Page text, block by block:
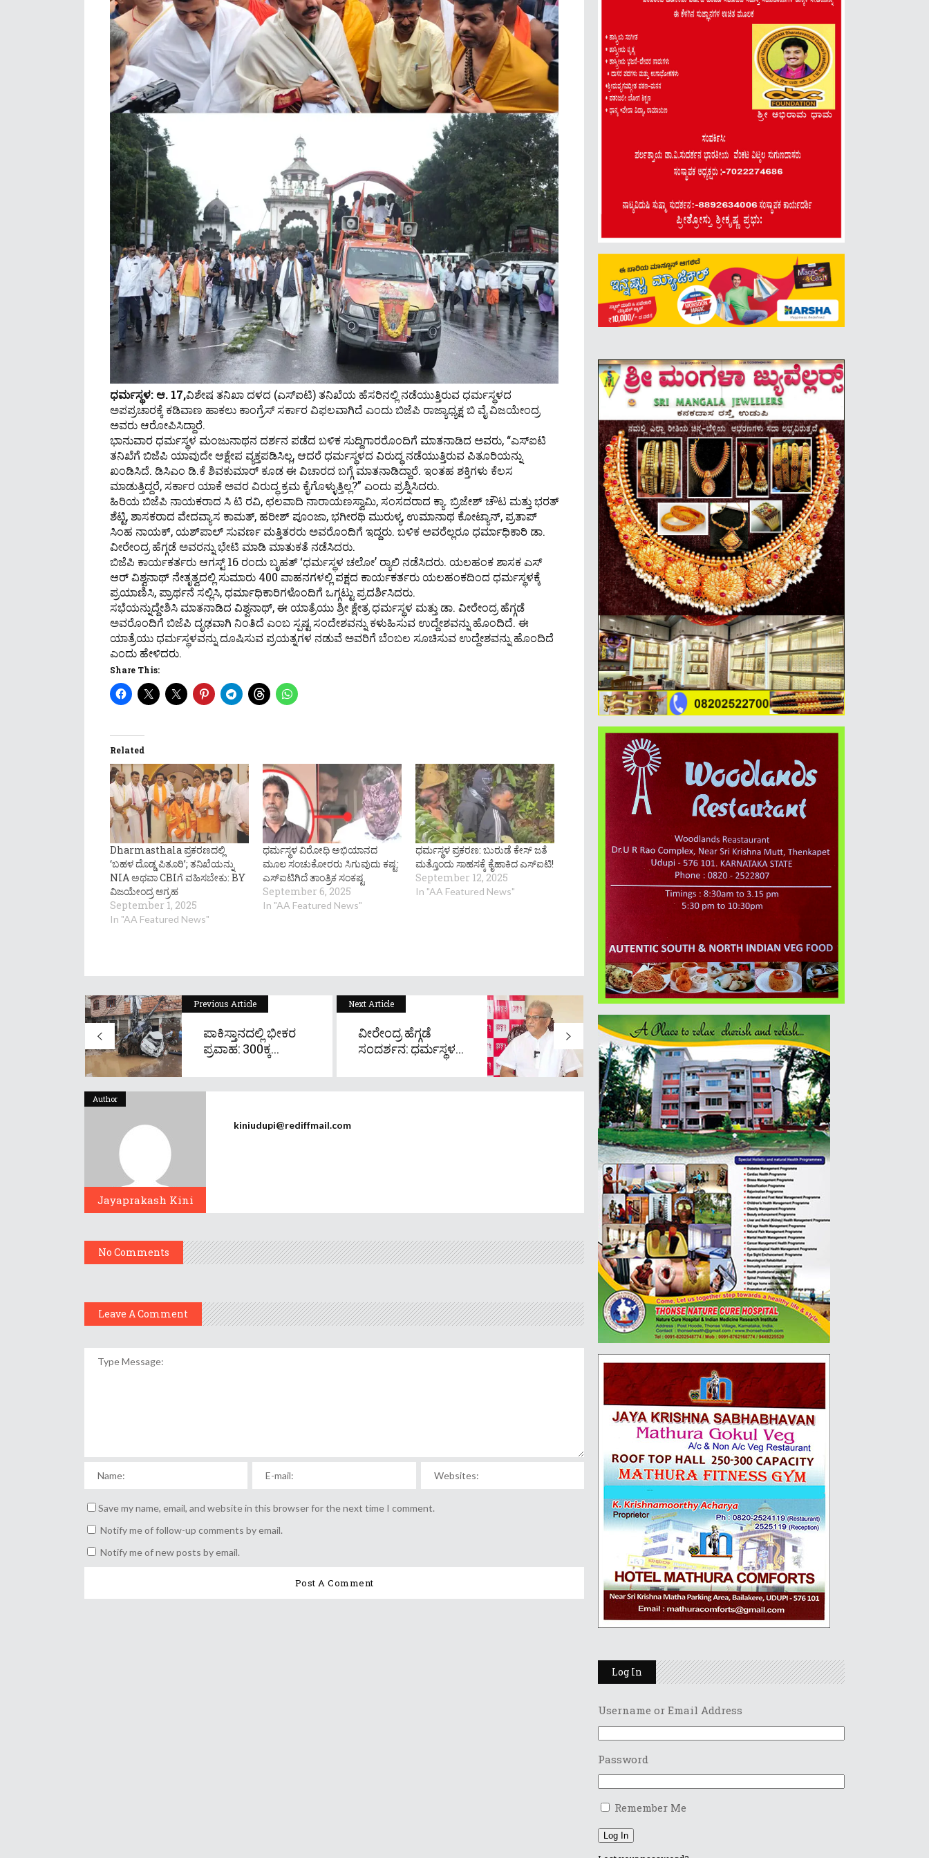
ಧರ್ಮಸ್ಥಳ: ಆ. 17,ವಿಶೇಷ ತನಿಖಾ ದಳದ (ಎಸ್‌ಐಟಿ) ತನಿಖೆಯ ಹೆಸರಿನಲ್ಲಿ ನಡೆಯುತ್ತಿರುವ ಧರ್ಮಸ್ಥಳದ
ಅಪಪ್ರಚಾರಕ್ಕೆ ಕಡಿವಾಣ ಹಾಕಲು ಕಾಂಗ್ರೆಸ್ ಸರ್ಕಾರ ವಿಫಲವಾಗಿದೆ ಎಂದು ಬಿಜೆಪಿ ರಾಜ್ಯಾಧ್ಯಕ್ಷ ಬಿ ವೈ ವಿಜಯೇಂದ್ರ
ಅವರು ಆರೋಪಿಸಿದ್ದಾರೆ.
ಭಾನುವಾರ ಧರ್ಮಸ್ಥಳ ಮಂಜುನಾಥನ ದರ್ಶನ ಪಡೆದ ಬಳಿಕ ಸುದ್ದಿಗಾರರೊಂದಿಗೆ ಮಾತನಾಡಿದ ಅವರು, “ಎಸ್‌ಐಟಿ
ತನಿಖೆಗೆ ಬಿಜೆಪಿ ಯಾವುದೇ ಆಕ್ಷೇಪ ವ್ಯಕ್ತಪಡಿಸಿಲ್ಲ, ಆದರೆ ಧರ್ಮಸ್ಥಳದ ವಿರುದ್ಧ ನಡೆಯುತ್ತಿರುವ ಪಿತೂರಿಯನ್ನು
ಖಂಡಿಸಿದೆ. ಡಿಸಿಎಂ ಡಿ.ಕೆ ಶಿವಕುಮಾರ್ ಕೂಡ ಈ ವಿಚಾರದ ಬಗ್ಗೆ ಮಾತನಾಡಿದ್ದಾರೆ. ಇಂತಹ ಶಕ್ತಿಗಳು ಕೆಲಸ
ಮಾಡುತ್ತಿದ್ದರೆ, ಸರ್ಕಾರ ಯಾಕೆ ಅವರ ವಿರುದ್ಧ ಕ್ರಮ ಕೈಗೊಳ್ಳುತ್ತಿಲ್ಲ?” ಎಂದು ಪ್ರಶ್ನಿಸಿದರು.
ಹಿರಿಯ ಬಿಜೆಪಿ ನಾಯಕರಾದ ಸಿ ಟಿ ರವಿ, ಛಲವಾದಿ ನಾರಾಯಣಸ್ವಾಮಿ, ಸಂಸದರಾದ ಕ್ಯಾ. ಬ್ರಿಜೇಶ್ ಚೌಟ ಮತ್ತು ಭರತ್
ಶೆಟ್ಟಿ, ಶಾಸಕರಾದ ವೇದವ್ಯಾಸ ಕಾಮತ್, ಹರೀಶ್ ಪೂಂಜಾ, ಭಗೀರಥಿ ಮುರುಳ್ಯ, ಉಮಾನಾಥ ಕೋಟ್ಯಾನ್, ಪ್ರತಾಪ್
ಸಿಂಹ ನಾಯಕ್, ಯಶ್‌ಪಾಲ್ ಸುವರ್ಣ ಮತ್ತಿತರರು ಅವರೊಂದಿಗೆ ಇದ್ದರು. ಬಳಿಕ ಅವರೆಲ್ಲರೂ ಧರ್ಮಾಧಿಕಾರಿ ಡಾ.
ವೀರೇಂದ್ರ ಹೆಗ್ಗಡೆ ಅವರನ್ನು ಭೇಟಿ ಮಾಡಿ ಮಾತುಕತೆ ನಡೆಸಿದರು.
ಬಿಜೆಪಿ ಕಾರ್ಯಕರ್ತರು ಆಗಸ್ಟ್ 16 ರಂದು ಬೃಹತ್ ‘ಧರ್ಮಸ್ಥಳ ಚಲೋ’ ರ‍್ಯಾಲಿ ನಡೆಸಿದರು. ಯಲಹಂಕ ಶಾಸಕ ಎಸ್
ಆರ್ ವಿಶ್ವನಾಥ್ ನೇತೃತ್ವದಲ್ಲಿ ಸುಮಾರು 400 ವಾಹನಗಳಲ್ಲಿ ಪಕ್ಷದ ಕಾರ್ಯಕರ್ತರು ಯಲಹಂಕದಿಂದ ಧರ್ಮಸ್ಥಳಕ್ಕೆ
ಪ್ರಯಾಣಿಸಿ, ಪ್ರಾರ್ಥನೆ ಸಲ್ಲಿಸಿ, ಧರ್ಮಾಧಿಕಾರಿಗಳೊಂದಿಗೆ ಒಗ್ಗಟ್ಟು ಪ್ರದರ್ಶಿಸಿದರು.
ಸಭೆಯನ್ನುದ್ದೇಶಿಸಿ ಮಾತನಾಡಿದ ವಿಶ್ವನಾಥ್, ಈ ಯಾತ್ರೆಯು ಶ್ರೀ ಕ್ಷೇತ್ರ ಧರ್ಮಸ್ಥಳ ಮತ್ತು ಡಾ. ವೀರೇಂದ್ರ ಹೆಗ್ಗಡೆ
ಅವರೊಂದಿಗೆ ಬಿಜೆಪಿ ದೃಢವಾಗಿ ನಿಂತಿದೆ ಎಂಬ ಸ್ಪಷ್ಟ ಸಂದೇಶವನ್ನು ಕಳುಹಿಸುವ ಉದ್ದೇಶವನ್ನು ಹೊಂದಿದೆ. ಈ
ಯಾತ್ರೆಯು ಧರ್ಮಸ್ಥಳವನ್ನು ದೂಷಿಸುವ ಪ್ರಯತ್ನಗಳ ನಡುವೆ ಅವರಿಗೆ ಬೆಂಬಲ ಸೂಚಿಸುವ ಉದ್ದೇಶವನ್ನು ಹೊಂದಿದೆ
ಎಂದು ಹೇಳಿದರು.
Share This:
Related
Dharmasthala ಪ್ರಕರಣದಲ್ಲಿ
‘ಬಹಳ ದೊಡ್ಡ ಪಿತೂರಿ’; ತನಿಖೆಯನ್ನು
NIA ಅಥವಾ CBIಗೆ ವಹಿಸಬೇಕು: BY
ವಿಜಯೇಂದ್ರ ಆಗ್ರಹ
September 1, 2025
In "AA Featured News"
ಧರ್ಮಸ್ಥಳ ವಿರೋಧಿ ಅಭಿಯಾನದ
ಮೂಲ ಸಂಚುಕೋರರು ಸಿಗುವುದು ಕಷ್ಟ:
ಎಸ್​ಐಟಿಗಿದೆ ತಾಂತ್ರಿಕ ಸಂಕಷ್ಟ
September 6, 2025
In "AA Featured News"
ಧರ್ಮಸ್ಥಳ ಪ್ರಕರಣ: ಬುರುಡೆ ಕೇಸ್ ಜತೆ
ಮತ್ತೊಂದು ಸಾಹಸಕ್ಕೆ ಕೈಹಾಕಿದ ಎಸ್​ಐಟಿ!
September 12, 2025
In "AA Featured News"
Previous Article
ಪಾಕಿಸ್ತಾನದಲ್ಲಿ ಭೀಕರ
ಪ್ರವಾಹ: 300ಕ್ಕ...
Next Article
ವೀರೇಂದ್ರ ಹೆಗ್ಗಡೆ
ಸಂದರ್ಶನ: ಧರ್ಮಸ್ಥಳ...
Author
Jayaprakash Kini
kiniudupi@rediffmail.com
No Comments
Leave A Comment
Save my name, email, and website in this browser for the next time I comment.
Notify me of follow-up comments by email.
Notify me of new posts by email.
Log In
Username or Email Address
Password
Remember Me
Log In